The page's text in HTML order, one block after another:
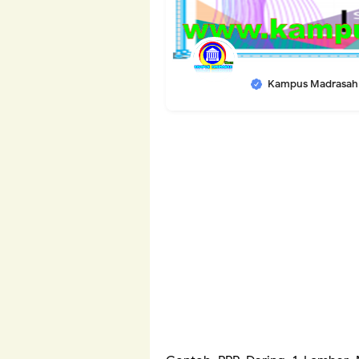
Kampus Madrasah